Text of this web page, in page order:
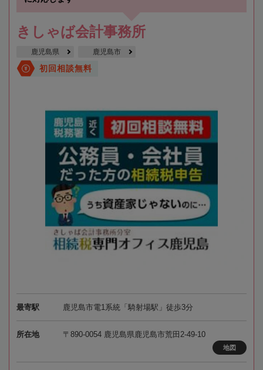
きしゃば会計事務所
鹿児島県 鹿児島市
初回相談無料
最寄駅 鹿児島市電1系統「騎射場駅」徒歩3分
所在地 〒890-0054 鹿児島県鹿児島市荒田2-49-10
地図